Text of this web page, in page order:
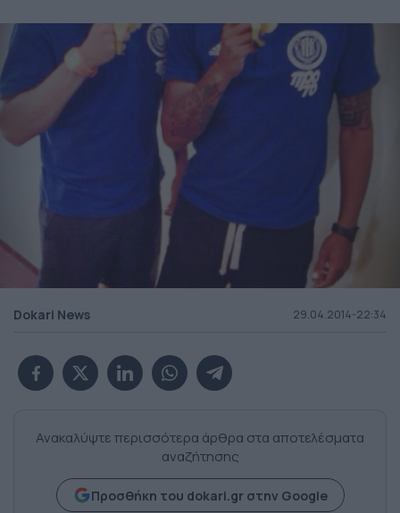
Dokari News 29.04.2014-22:34
Ανακαλύψτε περισσότερα άρθρα στα αποτελέσματα
αναζήτησης
Προσθήκη του dokari.gr στην Google